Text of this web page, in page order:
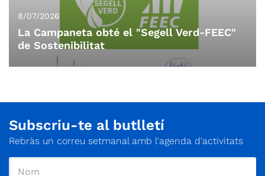
8/07/2026
La Campaneta obté el "Segell Verd-FEEC"
de Sostenibilitat
Subscriu-te al butlletí
Rebràs un correu setmanal amb l'agenda d'activitats